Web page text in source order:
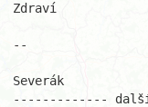
Zdraví
--
Severák
-------------